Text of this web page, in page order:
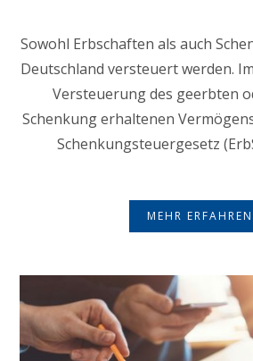
Sowohl Erbschaften als auch
Deutschland versteuert werden.
Versteuerung des geerbten
Schenkung erhaltenen
Schenkungsteuergesetz
MEHR ERFAHREN